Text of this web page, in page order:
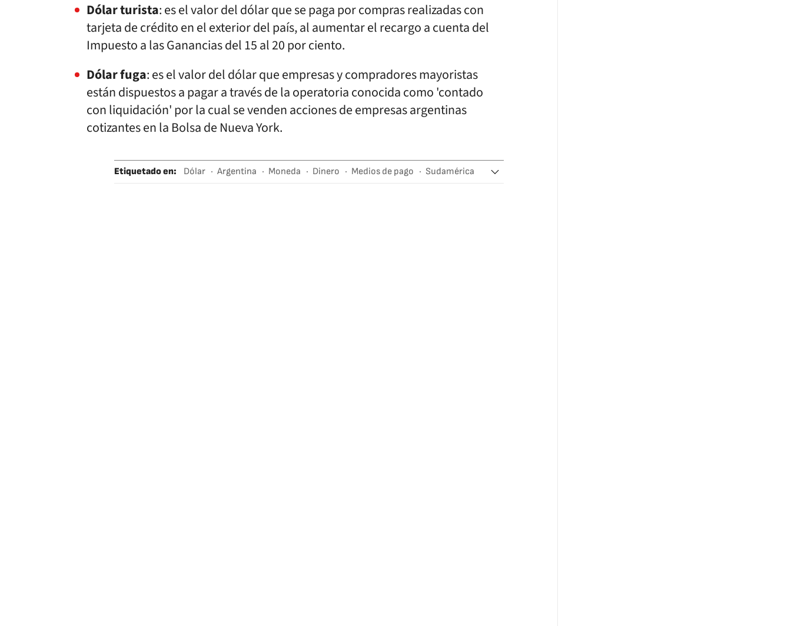
Dólar turista: es el valor del dólar que se paga por compras realizadas con
tarjeta de crédito en el exterior del país, al aumentar el recargo a cuenta del
Impuesto a las Ganancias del 15 al 20 por ciento.
Dólar fuga: es el valor del dólar que empresas y compradores mayoristas
están dispuestos a pagar a través de la operatoria conocida como 'contado
con liquidación' por la cual se venden acciones de empresas argentinas
cotizantes en la Bolsa de Nueva York.
Etiquetado en: Dólar Argentina Moneda Dinero Medios de pago
Sudamérica